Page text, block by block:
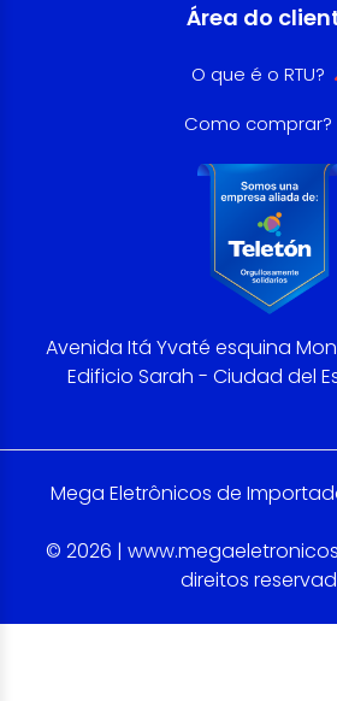
Área do
O que é o RTU?
Como comprar?
Avenida Itá Yvaté esquina
Edificio Sarah - Ciudad del
Mega Eletrônicos de
© 2026 |
direitos